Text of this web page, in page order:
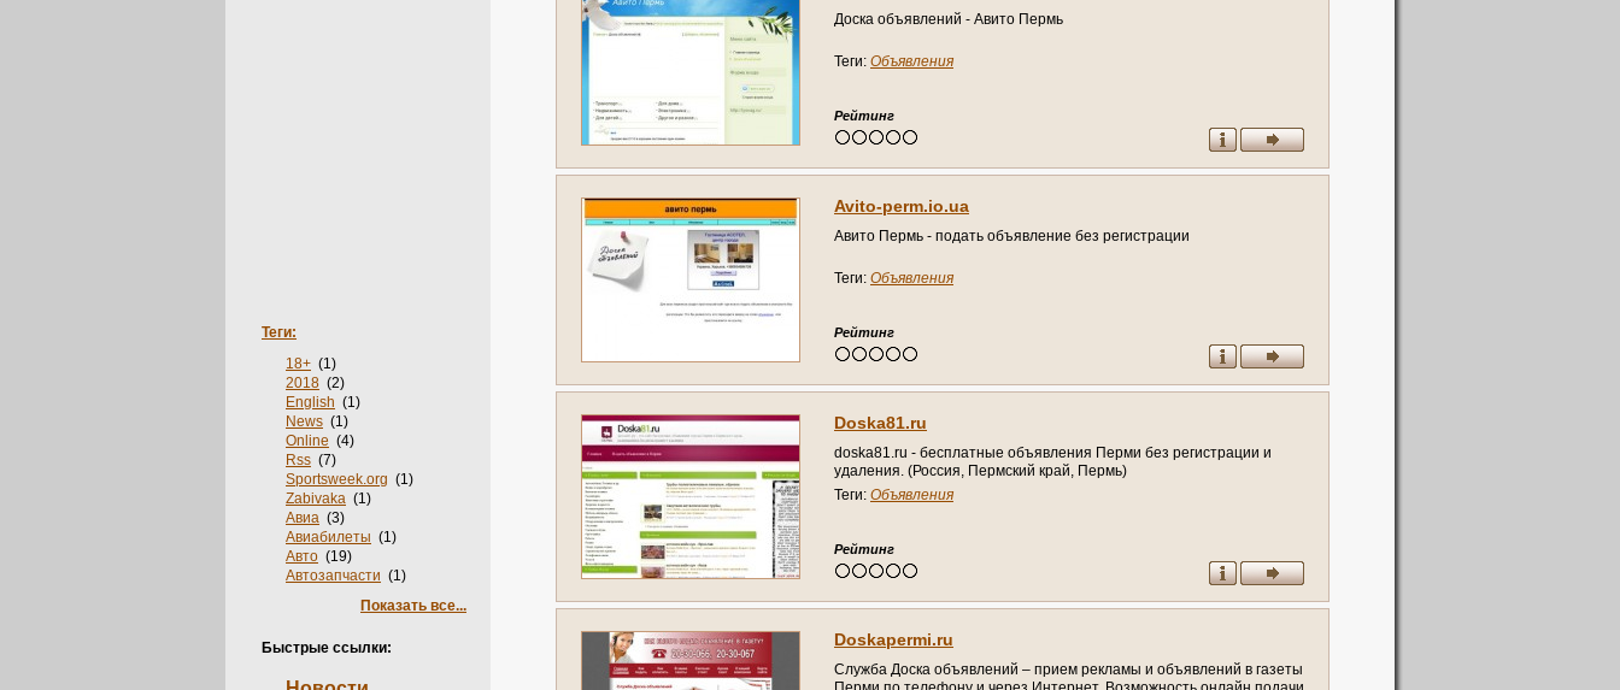
Теги:
18+ (1)
2018 (2)
English (1)
News (1)
Online (4)
Rss (7)
Sportsweek.org (1)
Zabivaka (1)
Авиа (3)
Авиабилеты (1)
Авто (19)
Автозапчасти (1)
(1)
Аксессуары(2)
Показать все...
Быстрые ссылки:
Доска объявлений - Авито Пермь
Теги: Объявления
Рейтинг
Avito-perm.io.ua
Авито Пермь - подать объявление без регистрации
Теги: Объявления
Рейтинг
Doska81.ru
doska81.ru - бесплатные объявления Перми без регистрации и
удаления. (Россия, Пермский край, Пермь)
Теги: Объявления
Рейтинг
Doskapermi.ru
Служба Доска объявлений – прием рекламы и объявлений в газеты